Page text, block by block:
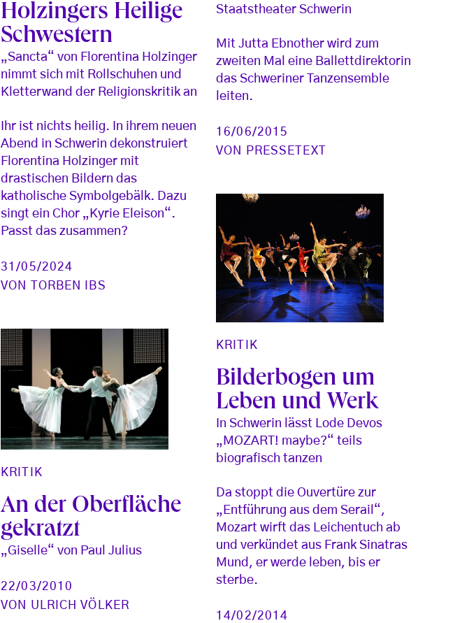
Holzingers Heilige
Schwestern
„Sancta“ von Florentina Holzinger
nimmt sich mit Rollschuhen und
Kletterwand der Religionskritik an
Ihr ist nichts heilig. In ihrem neuen
Abend in Schwerin dekonstruiert
Florentina Holzinger mit
drastischen Bildern das
katholische Symbolgebälk. Dazu
singt ein Chor „Kyrie Eleison“.
Passt das zusammen?
31/05/2024
VON
TORBEN IBS
Staatstheater Schwerin
Mit Jutta Ebnother wird zum
zweiten Mal eine Ballettdirektorin
das Schweriner Tanzensemble
leiten.
16/06/2015
VON
PRESSETEXT
KRITIK
Bilderbogen um
Leben und Werk
In Schwerin lässt Lode Devos
„MOZART! maybe?“ teils
biografisch tanzen
Da stoppt die Ouvertüre zur
„Entführung aus dem Serail“,
Mozart wirft das Leichentuch ab
und verkündet aus Frank Sinatras
Mund, er werde leben, bis er
sterbe.
14/02/2014
KRITIK
An der Oberfläche
gekratzt
„Giselle“ von Paul Julius
22/03/2010
VON ULRICH VÖLKER